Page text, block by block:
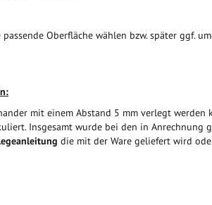
Oberfläche wählen bzw. später ggf.
mit einem Abstand 5 mm verlegt werden
Insgesamt wurde bei den in Anrechnung
die mit der Ware geliefert wird